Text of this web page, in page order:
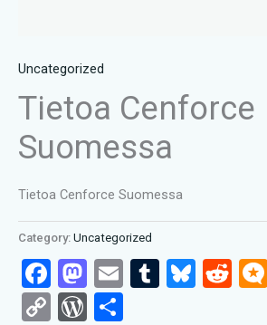
Uncategorized
Tietoa Cenforce
Suomessa
Tietoa Cenforce Suomessa
Category: Uncategorized
Facebook
Mastodon
EmailTumblr
CopyWordPress